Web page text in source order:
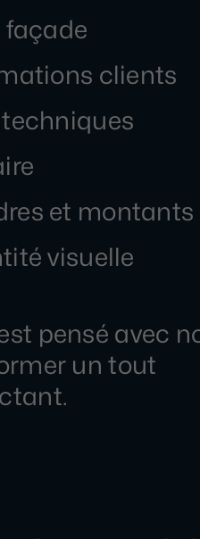
façade
clients
et montants
visuelle
pensé avec
un tout